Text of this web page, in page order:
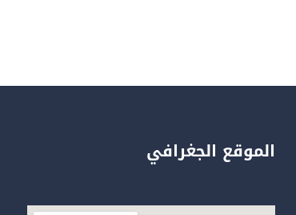
الموقع الجغرافي